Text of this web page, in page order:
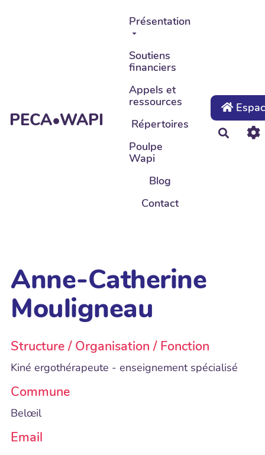
Aller au contenu principal
PECA•WAPI
Présentation
Soutiens
financiers
Appels et
ressources
Répertoires
Poulpe
Wapi
Blog
Contact
Anne-Catherine
Mouligneau
Structure / Organisation / Fonction
Kiné ergothérapeute - enseignement spécialisé
Commune
Belœil
Email